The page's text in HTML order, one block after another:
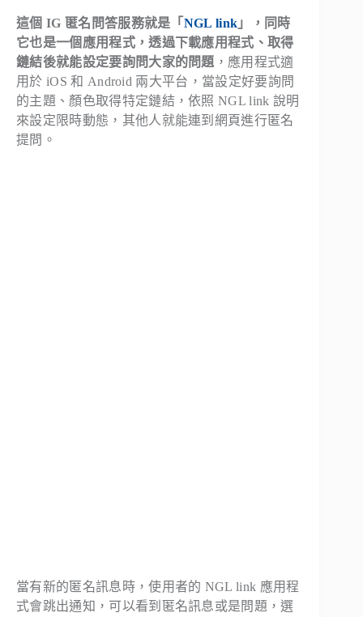
這個 IG 匿名問答服務就是「 NGL link 」，同時
它也是一個應用程式，透過下載應用程式、取得
鏈結後就能設定要詢問大家的問題 ，應用程式適
用於 iOS 和 Android 兩大平台，當設定好要詢問
的主題、顏色取得特定鏈結，依照 NGL link 說明
來設定限時動態，其他人就能連到網頁進行匿名
提問。
當有新的匿名訊息時，使用者的 NGL link 應用程
式會跳出通知，可以看到匿名訊息或是問題，選